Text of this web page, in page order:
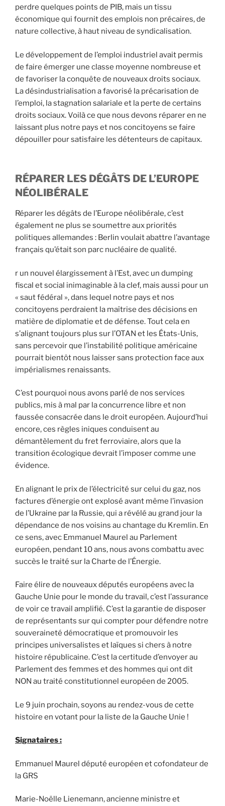
perdre quelques points de PIB, mais un tissu
économique qui fournit des emplois non précaires, de
nature collective, à haut niveau de syndicalisation.
Le développement de l’emploi industriel avait permis
de faire émerger une classe moyenne nombreuse et
de favoriser la conquête de nouveaux droits sociaux.
La désindustrialisation a favorisé la précarisation de
l’emploi, la stagnation salariale et la perte de certains
droits sociaux. Voilà ce que nous devons réparer en ne
laissant plus notre pays et nos concitoyens se faire
dépouiller pour satisfaire les détenteurs de capitaux.
RÉPARER LES DÉGÂTS DE L’EUROPE
NÉOLIBÉRALE
Réparer les dégâts de l’Europe néolibérale, c’est
également ne plus se soumettre aux priorités
politiques allemandes : Berlin voulait abattre l’avantage
français qu’était son parc nucléaire de qualité.
r un nouvel élargissement à l’Est, avec un dumping
fiscal et social inimaginable à la clef, mais aussi pour un
« saut fédéral », dans lequel notre pays et nos
concitoyens perdraient la maîtrise des décisions en
matière de diplomatie et de défense. Tout cela en
s’alignant toujours plus sur l’OTAN et les États-Unis,
sans percevoir que l’instabilité politique américaine
pourrait bientôt nous laisser sans protection face aux
impérialismes renaissants.
C’est pourquoi nous avons parlé de nos services
publics, mis à mal par la concurrence libre et non
faussée consacrée dans le droit européen. Aujourd’hui
encore, ces règles iniques conduisent au
démantèlement du fret ferroviaire, alors que la
transition écologique devrait l’imposer comme une
évidence.
En alignant le prix de l’électricité sur celui du gaz, nos
factures d’énergie ont explosé avant même l’invasion
de l’Ukraine par la Russie, qui a révélé au grand jour la
dépendance de nos voisins au chantage du Kremlin. En
ce sens, avec Emmanuel Maurel au Parlement
européen, pendant 10 ans, nous avons combattu avec
succès le traité sur la Charte de l’Énergie.
Faire élire de nouveaux députés européens avec la
Gauche Unie pour le monde du travail, c’est l’assurance
de voir ce travail amplifié. C’est la garantie de disposer
de représentants sur qui compter pour défendre notre
souveraineté démocratique et promouvoir les
principes universalistes et laïques si chers à notre
histoire républicaine. C’est la certitude d’envoyer au
Parlement des femmes et des hommes qui ont dit
NON au traité constitutionnel européen de 2005.
Le 9 juin prochain, soyons au rendez-vous de cette
histoire en votant pour la liste de la Gauche Unie !
Signataires :
Emmanuel Maurel député européen et cofondateur de
la GRS
Marie-Noëlle Lienemann, ancienne ministre et